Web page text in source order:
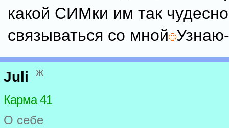
какой СИМки им так
связываться со мной
Juli ж
Карма 41
О себе